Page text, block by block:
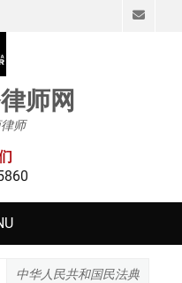
师网
师
中华人民共和国民法典